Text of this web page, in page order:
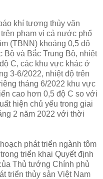
khí tượng thủy văn
phạm vi cả nước phổ
(TBNN) khoảng 0,5 độ
Bộ và Bắc Trung Bộ, nhiệt
C, các khu vực khác ở
3-6/2022, nhiệt độ trên
tháng 6/2022 khu vực
cao hơn 0,5 độ C so với
hiện chủ yếu trong giai
2 năm 2022 với thời
phát triển ngành tôm
triển khai Quyết định
Thủ tướng Chính phủ
triển thủy sản Việt Nam